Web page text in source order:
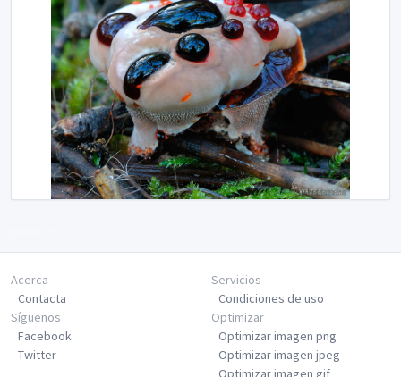
Acerca
Contacta
Servicios
Condiciones de uso
Síguenos
Facebook
Twitter
Optimizar
Optimizar imagen png
Optimizar imagen jpeg
Optimizar imagen gif